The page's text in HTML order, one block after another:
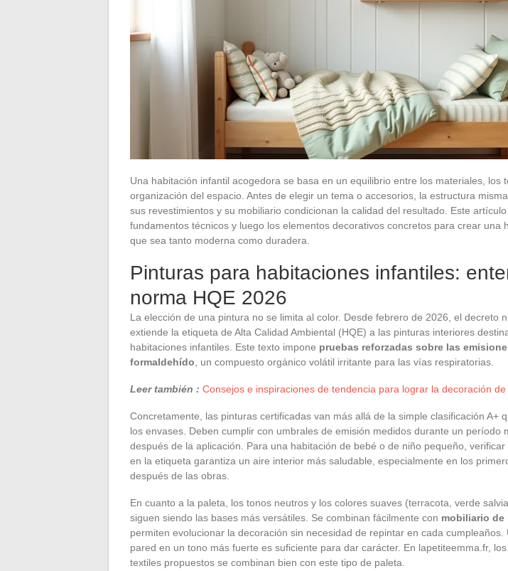
Una habitación infantil acogedora se basa en un equilibrio entre los materiales, los
organización del espacio. Antes de elegir un tema o accesorios, la estructura
sus revestimientos y su mobiliario condicionan la calidad del resultado. Este
fundamentos técnicos y luego los elementos decorativos concretos para crear una
que sea tanto moderna como duradera.
Pinturas para habitaciones infantiles:
norma HQE 2026
La elección de una pintura no se limita al color. Desde febrero de 2026, el decreto
extiende la etiqueta de Alta Calidad Ambiental (HQE) a las pinturas interiores
habitaciones infantiles. Este texto impone pruebas reforzadas sobre las
formaldehído , un compuesto orgánico volátil irritante para las vías respiratorias.
Leer también : Consejos e inspiraciones de tendencia para lograr la decoración
Concretamente, las pinturas certificadas van más allá de la simple clasificación A+
los envases. Deben cumplir con umbrales de emisión medidos durante un período
después de la aplicación. Para una habitación de bebé o de niño pequeño, verificar
en la etiqueta garantiza un aire interior más saludable, especialmente en los
después de las obras.
En cuanto a la paleta, los tonos neutros y los colores suaves (terracota, verde
siguen siendo las bases más versátiles. Se combinan fácilmente con mobiliario de
permiten evolucionar la decoración sin necesidad de repintar en cada cumpleaños.
pared en un tono más fuerte es suficiente para dar carácter. En lapetiteemma.fr,
textiles propuestos se combinan bien con este tipo de paleta.